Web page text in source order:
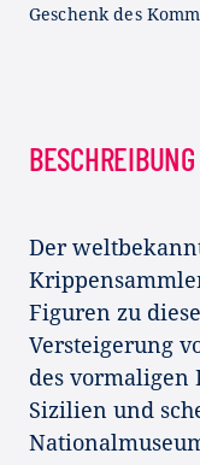
Geschenk des
BESCHREIBUNG
Der
Figuren zu
Versteigerung
des vormaligen
Sizilien und